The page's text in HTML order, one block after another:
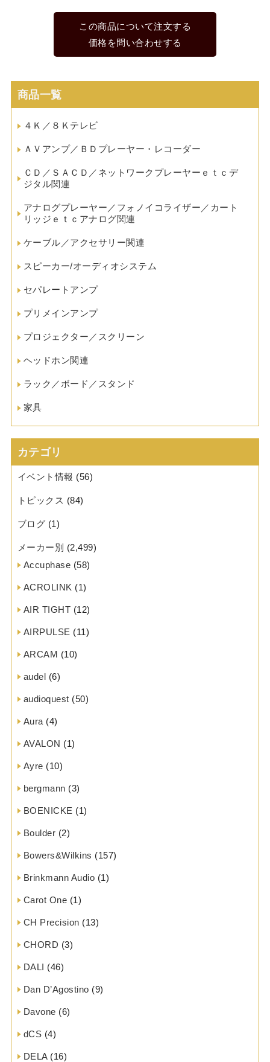
この商品について注文する
価格を問い合わせする
商品一覧
４Ｋ／８Ｋテレビ
ＡＶアンプ／ＢＤプレーヤー・レコーダー
ＣＤ／ＳＡＣＤ／ネットワークプレーヤーｅｔｃデ
ジタル関連
アナログプレーヤー／フォノイコライザー／カート
リッジｅｔｃアナログ関連
ケーブル／アクセサリー関連
スピーカー/オーディオシステム
セパレートアンプ
プリメインアンプ
プロジェクター／スクリーン
ヘッドホン関連
ラック／ボード／スタンド
家具
カテゴリ
イベント情報 (56)
トピックス (84)
ブログ (1)
メーカー別 (2,499)
Accuphase (58)
ACROLINK (1)
AIR TIGHT (12)
AIRPULSE (11)
ARCAM (10)
audel (6)
audioquest (50)
Aura(4)
AVALON (1)
Ayre (10)
bergmann (3)
BOENICKE (1)
Boulder (2)
Bowers&Wilkins (157)
Brinkmann Audio (1)
Carot One (1)
CH Precision (13)
CHORD (3)
DALI (46)
Dan D’Agostino (9)
Davone (6)
dCS (4)
DELA(16)